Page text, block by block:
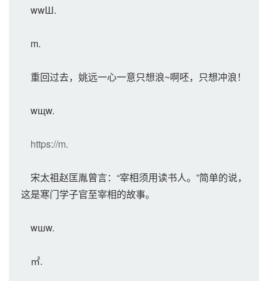
wwШ.
m.
重回过去，姚远一心一意只想浪~啊呸，只想冲浪！
wщw.
https://m.
宋太祖赵匡胤曾言：“宰相须用读书人。”简单的说，
这是寒门学子官至宰相的故事。
wшw.
㎡.